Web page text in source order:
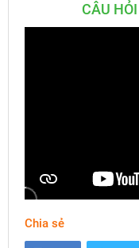
CÂU
Chia sẻ